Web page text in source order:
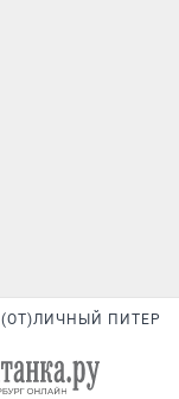
(ОТ)ЛИЧНЫЙ ПИТЕР